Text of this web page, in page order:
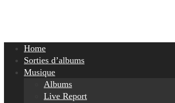
Home
Sorties d’albums
Musique
Albums
Live Report